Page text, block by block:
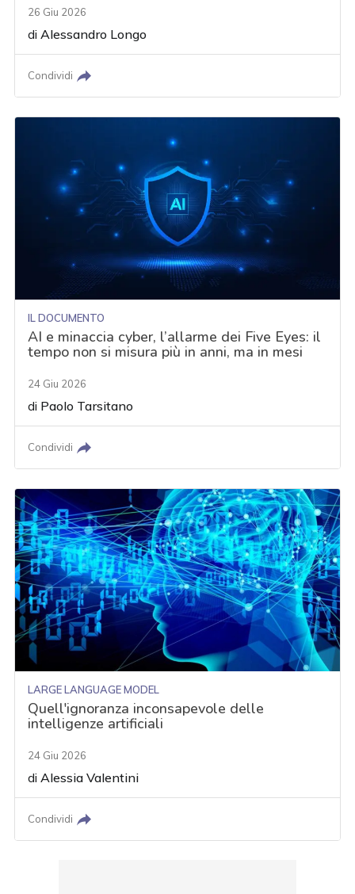
26 Giu 2026
diAlessandro Longo
Condividi
IL DOCUMENTO
AI e minaccia cyber, l’allarme dei Five Eyes: il
tempo non si misura più in anni, ma in mesi
24 Giu 2026
di Paolo Tarsitano
Condividi
LARGE LANGUAGE MODEL
Quell'ignoranza inconsapevole delle
intelligenze artificiali
24 Giu 2026
diAlessia Valentini
Condividi